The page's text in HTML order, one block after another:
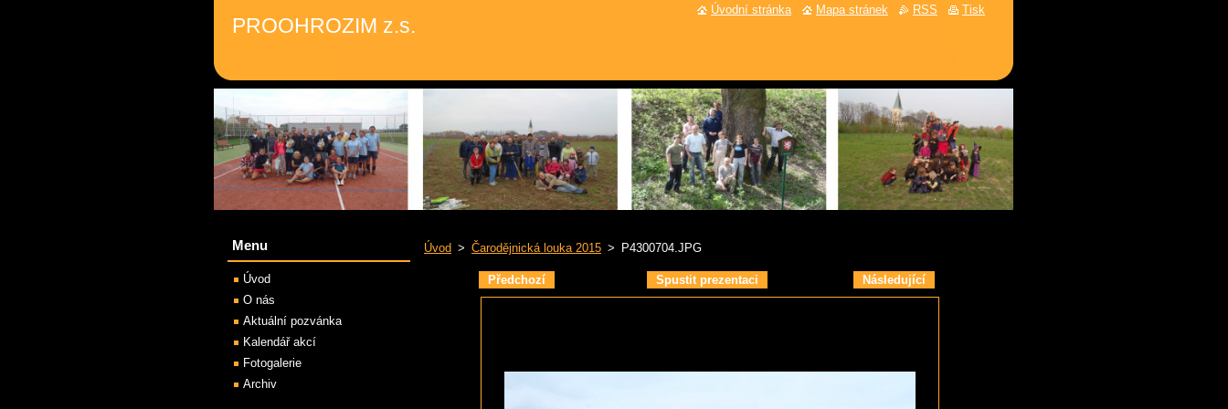
PROOHROZIM z.s.
Úvod > Čarodějnická louka 2015 > P4300704.JPG
Předchozí Spustit prezentaci Následující
Menu
Úvod
O nás
Aktuální pozvánka
Kalendář akcí
Fotogalerie
Archiv
Úvodní stránka Mapa stránek RSS Tisk